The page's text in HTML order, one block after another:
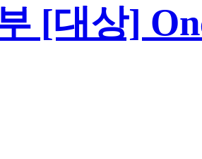
[대상]